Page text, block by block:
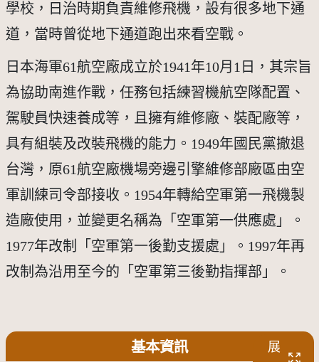
學校，日治時期負責維修飛機，設有很多地下通
道，當時曾從地下通道跑出來看空戰。
日本海軍61航空廠成立於1941年10月1日，其宗旨
為協助南進作戰，任務包括練習機航空隊配置、
駕駛員快速養成等，且擁有維修廠、裝配廠等，
具有組裝及改裝飛機的能力。1949年國民黨撤退
台灣，原61航空廠機場旁邊引擎維修部廠區由空
軍訓練司令部接收。1954年轉給空軍第一飛機製
造廠使用，並變更名稱為「空軍第一供應處」。
1977年改制「空軍第一後勤支援處」。1997年再
改制為沿用至今的「空軍第三後勤指揮部」。
基本資訊
展